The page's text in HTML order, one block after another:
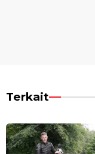
Terkait